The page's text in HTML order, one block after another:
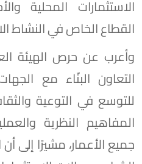
الاستثمارات المحلية
القطاع الخاص في النشاط
وأعرب عن حرص الهيئة
التعاون البنّاء مع
للتوسع في التوعية
المفاهيم النظرية
جميع الأعمار، مشيرًا إلى